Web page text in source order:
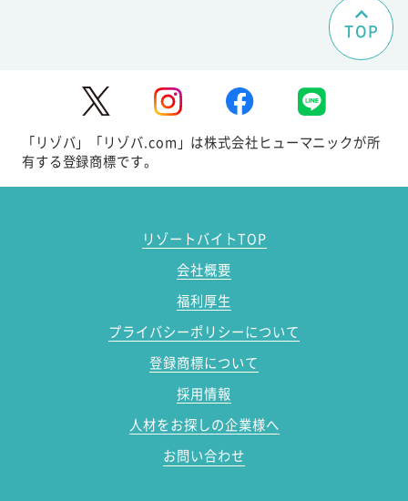
TOP
「リゾバ」「リゾバ.com」は株式会社ヒューマニックが所
有する登録商標です。
リゾートバイトTOP
会社概要
福利厚生
プライバシーポリシーについて
登録商標について
採用情報
人材をお探しの企業様へ
お問い合わせ